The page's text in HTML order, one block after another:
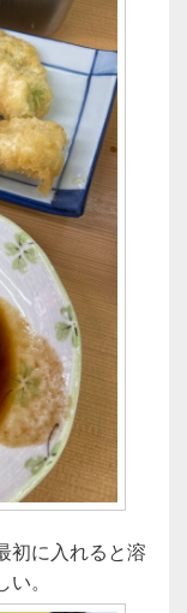
初に入れると溶
。